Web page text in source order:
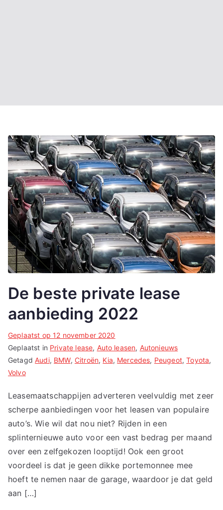
De beste private lease
aanbieding 2022
Geplaatst op12 november 2020
Geplaatst in Private lease, Auto leasen, Autonieuws
GetagdAudi, BMW, Citroën, Kia, Mercedes, Peugeot,Toyota,
Volvo
Leasemaatschappijen adverteren veelvuldig met zeer
scherpe aanbiedingen voor het leasen van populaire
auto’s. Wie wil dat nou niet? Rijden in een
splinternieuwe auto voor een vast bedrag per maand
over een zelfgekozen looptijd! Ook een groot
voordeel is dat je geen dikke portemonnee mee
hoeft te nemen naar de garage, waardoor je dat geld
aan […]